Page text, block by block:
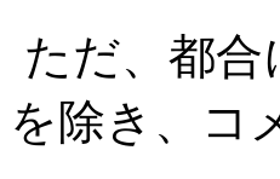
ただ、都
を除き、コ